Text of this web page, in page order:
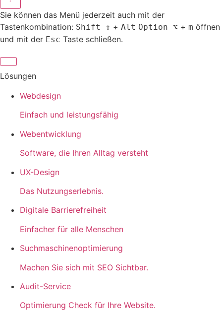
Sie können das Menü jederzeit auch mit der
Tastenkombination: Shift ⇧ + Alt Option ⌥ + m öffnen
und mit der Esc Taste schließen.
Lösungen
Webdesign
Einfach und leistungsfähig
Webentwicklung
Software, die Ihren Alltag versteht
UX-Design
Das Nutzungserlebnis.
Digitale Barrierefreiheit
Einfacher für alle Menschen
Suchmaschinenoptimierung
Machen Sie sich mit SEO Sichtbar.
Audit-Service
Optimierung Check für Ihre Website.